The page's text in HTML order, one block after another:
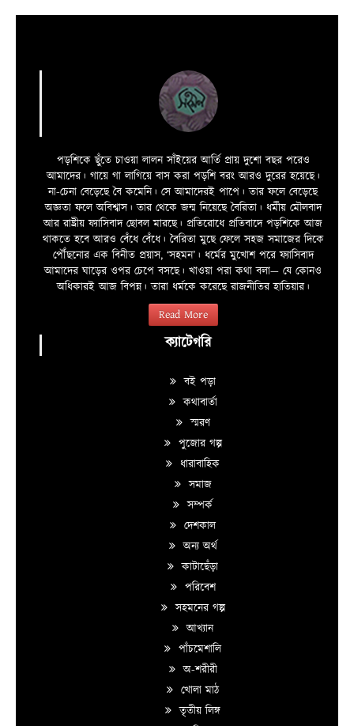
পড়শিকে ছুঁতে চাওয়া লালন সাঁইয়ের আর্তি প্রায় দুশো বছর পরেও
আমাদের। গায়ে গা লাগিয়ে বাস করা পড়শি বরং আরও দুরের হয়েছে।
না-চেনা বেড়েছে বৈ কমেনি। সে আমাদেরই পাপে। তার ফলে বেড়েছে
অজ্ঞতা ফলে অবিশ্বাস। তার থেকে জন্ম নিয়েছে বৈরিতা। ধর্মীয় মৌলবাদ
আর রাষ্ট্রীয় ফ্যাসিবাদ ছোবল মারছে। প্রতিরোধে প্রতিবাদে পড়শিকে আজ
থাকতে হবে আরও বেঁধে বেঁধে। বৈরিতা মুছে ফেলে সহজ সমাজের দিকে
পৌঁছনোর এক বিনীত প্রয়াস, ‘সহমন’। ধর্মের মুখোশ পরে ফ্যাসিবাদ
আমাদের ঘাড়ের ওপর চেপে বসছে। খাওয়া পরা কথা বলা—­­ যে কোনও
অধিকারই আজ বিপন্ন। তারা ধর্মকে করেছে রাজনীতির হাতিয়ার।
Read More
ক্যাটেগরি
বই পড়া
কথাবার্তা
স্মরণ
পুজোর গল্প
ধারাবাহিক
সমাজ
সম্পর্ক
দেশকাল
অন্য অর্থ
কাটাছেঁড়া
পরিবেশ
সহমনের গল্প
আখ্যান
পাঁচমেশালি
অ-শরীরী
খোলা মাঠ
তৃতীয় লিঙ্গ